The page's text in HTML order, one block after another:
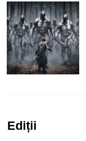
Ediții